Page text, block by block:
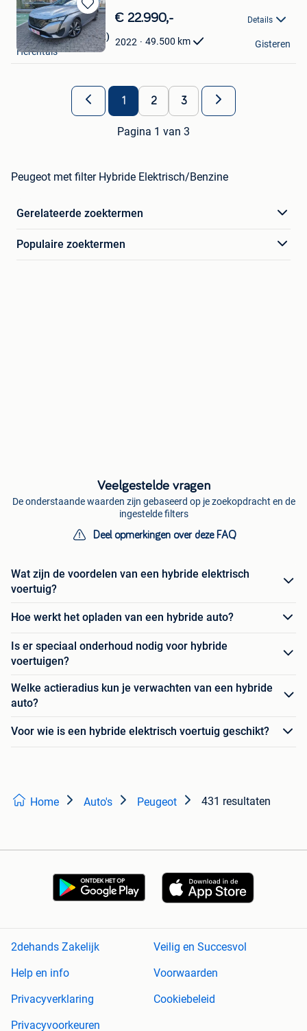
Bewaren
in
Mijn
Favorieten
€ 22.990,- Details
2022 49.500 km
Groep Felix (Carspot)
Herentals
Gisteren
1 2 3
Pagina 1 van 3
Peugeot met filter Hybride Elektrisch/Benzine
Gerelateerde zoektermen
Populaire zoektermen
Veelgestelde vragen
De onderstaande waarden zijn gebaseerd op je zoekopdracht en de
ingestelde filters
Deel opmerkingen over deze FAQ
Wat zijn de voordelen van een hybride elektrisch
voertuig?
Hoe werkt het opladen van een hybride auto?
Is er speciaal onderhoud nodig voor hybride
voertuigen?
Welke actieradius kun je verwachten van een hybride
auto?
Voor wie is een hybride elektrisch voertuig geschikt?
Home Auto's Peugeot 431 resultaten
2dehands Zakelijk
Veilig en Succesvol
Help en info
Voorwaarden
Privacyverklaring
Cookiebeleid
Privacyvoorkeuren